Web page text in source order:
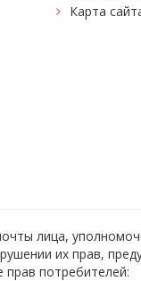
Карта
лица,
их прав,
потребителей: